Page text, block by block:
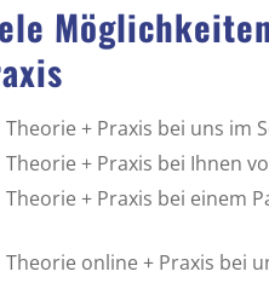
Theorie + Praxis bei uns im
Theorie + Praxis bei Ihnen
Theorie + Praxis bei einem
Theorie online + Praxis bei